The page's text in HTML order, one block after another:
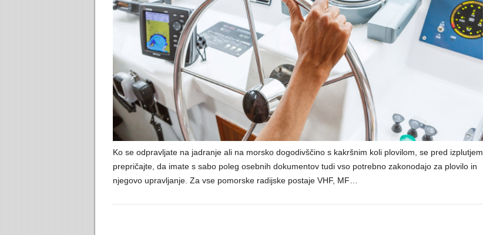
Ko se odpravljate na jadranje ali na morsko dogodivščino s kakršnim koli plovilom, se pred izplutjem
prepričajte, da imate s sabo poleg osebnih dokumentov tudi vso potrebno zakonodajo za plovilo in
njegovo upravljanje. Za vse pomorske radijske postaje VHF, MF…